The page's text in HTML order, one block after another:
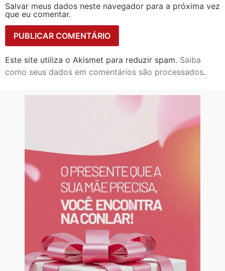
Salvar meus dados neste navegador para a próxima vez
que eu comentar.
Este site utiliza o Akismet para reduzir spam. Saiba
como seus dados em comentários são processados.